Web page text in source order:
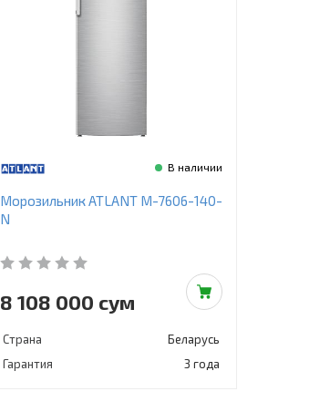
В наличии
Морозильник ATLANT М-7606-140-
N
8 108 000 сум
Страна
Беларусь
Гарантия
3 года